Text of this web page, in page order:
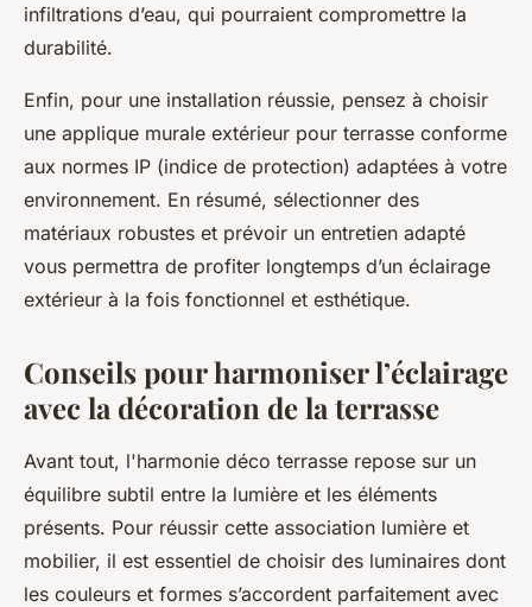
infiltrations d’eau, qui pourraient compromettre la
durabilité.
Enfin, pour une installation réussie, pensez à choisir
une applique murale extérieur pour terrasse conforme
aux normes IP (indice de protection) adaptées à votre
environnement. En résumé, sélectionner des
matériaux robustes et prévoir un entretien adapté
vous permettra de profiter longtemps d’un éclairage
extérieur à la fois fonctionnel et esthétique.
Conseils pour harmoniser l’éclairage
avec la décoration de la terrasse
Avant tout, l'harmonie déco terrasse repose sur un
équilibre subtil entre la lumière et les éléments
présents. Pour réussir cette association lumière et
mobilier, il est essentiel de choisir des luminaires dont
les couleurs et formes s’accordent parfaitement avec